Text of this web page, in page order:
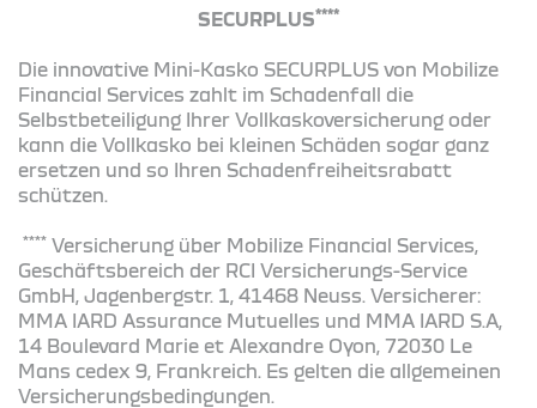
SECURPLUS****
Die innovative Mini-Kasko SECURPLUS von Mobilize
Financial Services zahlt im Schadenfall die
Selbstbeteiligung Ihrer Vollkaskoversicherung oder
kann die Vollkasko bei kleinen Schäden sogar ganz
ersetzen und so Ihren Schadenfreiheitsrabatt
schützen.
**** Versicherung über Mobilize Financial Services,
Geschäftsbereich der RCI Versicherungs-Service
GmbH, Jagenbergstr. 1, 41468 Neuss. Versicherer:
MMA IARD Assurance Mutuelles und MMA IARD S.A,
14 Boulevard Marie et Alexandre Oyon, 72030 Le
Mans cedex 9, Frankreich. Es gelten die allgemeinen
Versicherungsbedingungen.